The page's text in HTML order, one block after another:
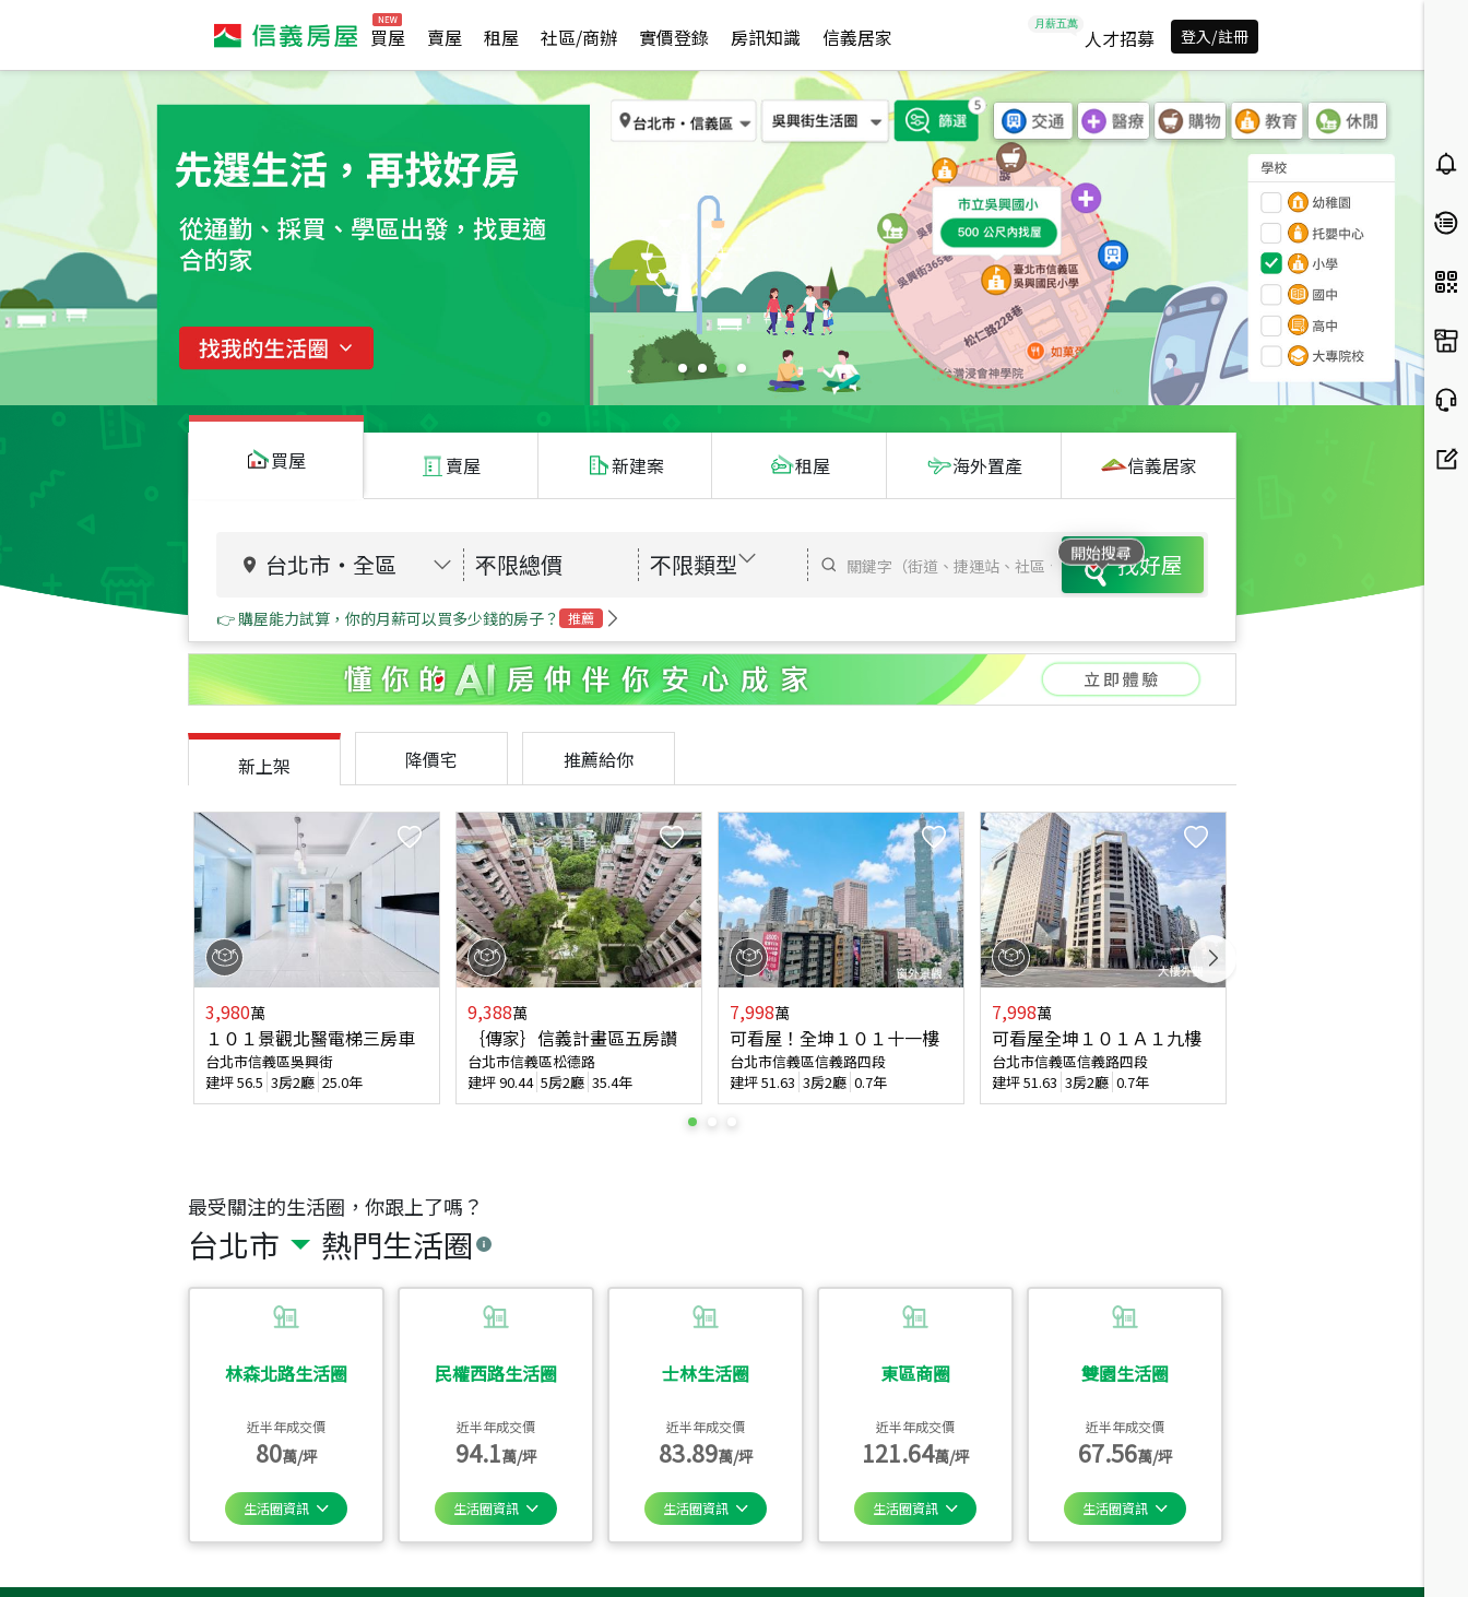
買屋 賣屋 租屋 社區/商辦 實價登錄 房訊知識 信義居家 人才招募 登入/註冊
買屋 賣屋 新建案 租屋 海外置產 信義居家
台北市 ・ 全區 不限總價 不限類型
開始搜尋
找好屋
👉 購屋能力試算，你的月薪可以買多少錢的房子？ 推薦
最受關注的生活圈，你跟上了嗎？
台北市 熱門生活圈
林森北路生活圈
近半年成交價
80萬/坪
生活圈資訊
民權西路生活圈
近半年成交價
94.1萬/坪
生活圈資訊
士林生活圈
近半年成交價
83.89萬/坪
生活圈資訊
東區商圈
近半年成交價
121.64萬/坪
生活圈資訊
雙園生活圈
近半年成交價
67.56萬/坪
生活圈資訊
新上架 降價宅 推薦給你
3,980萬
１０１景觀北醫電梯三房車
台北市信義區吳興街
建坪56.5 3房2廳 25.0年
9,388萬
｛傳家｝信義計畫區五房讚
台北市信義區松德路
建坪90.44 5房2廳 35.4年
7,998萬
可看屋！全坤１０１十一樓
台北市信義區信義路四段
建坪51.63 3房2廳 0.7年
7,998萬
可看屋全坤１０１Ａ１九樓
台北市信義區信義路四段
建坪51.63 3房2廳 0.7年